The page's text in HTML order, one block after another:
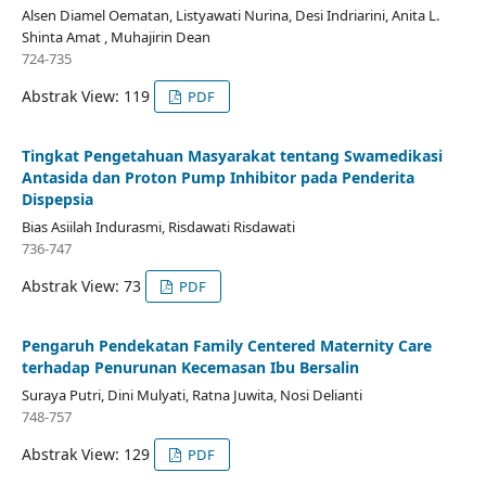
Alsen Diamel Oematan, Listyawati Nurina, Desi Indriarini, Anita L.
Shinta Amat , Muhajirin Dean
724-735
Abstrak View: 119 PDF
Tingkat Pengetahuan Masyarakat tentang Swamedikasi
Antasida dan Proton Pump Inhibitor pada Penderita
Dispepsia
Bias Asiilah Indurasmi, Risdawati Risdawati
736-747
Abstrak View: 73 PDF
Pengaruh Pendekatan Family Centered Maternity Care
terhadap Penurunan Kecemasan Ibu Bersalin
Suraya Putri, Dini Mulyati, Ratna Juwita, Nosi Delianti
748-757
Abstrak View: 129 PDF